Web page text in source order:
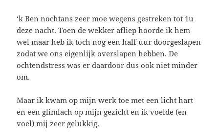
‘k Ben nochtans zeer moe wegens gestreken tot 1u
deze nacht. Toen de wekker afliep hoorde ik hem
wel maar heb ik toch nog een half uur doorgeslapen
zodat we ons eigenlijk overslapen hebben. De
ochtendstress was er daardoor dus ook niet minder
om.
Maar ik kwam op mijn werk toe met een licht hart
en een glimlach op mijn gezicht en ik voelde (en
voel) mij zeer gelukkig.